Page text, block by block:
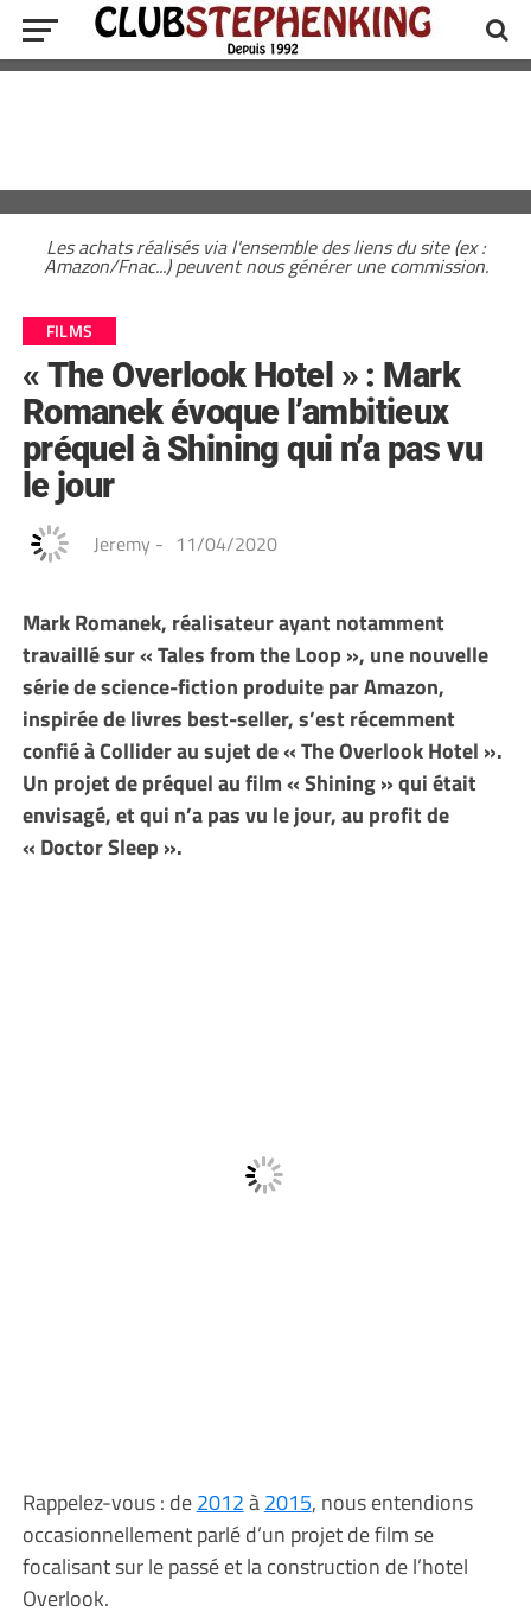
Les achats réalisés via l'ensemble des liens du site (ex :
Amazon/Fnac...) peuvent nous générer une commission.
FILMS
« The Overlook Hotel » : Mark
Romanek évoque l’ambitieux
préquel à Shining qui n’a pas vu
le jour
Jeremy - 11/04/2020
Mark Romanek, réalisateur ayant notamment
travaillé sur « Tales from the Loop », une nouvelle
série de science-fiction produite par Amazon,
inspirée de livres best-seller, s’est récemment
confié à Collider au sujet de « The Overlook Hotel ».
Un projet de préquel au film « Shining » qui était
envisagé, et qui n’a pas vu le jour, au profit de
« Doctor Sleep ».
Rappelez-vous : de2012à2015, nous entendions
occasionnellement parlé d’un projet de film se
focalisant sur le passé et la construction de l’hotel
Overlook.